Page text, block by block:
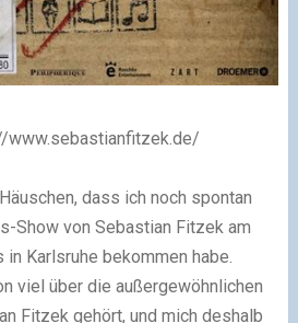
www.sebastianfitzek.de/
dass ich noch spontan
Show von Sebastian Fitzek am
in Karlsruhe bekommen habe.
viel über die außergewöhnlichen
Fitzek gehört, und mich deshalb